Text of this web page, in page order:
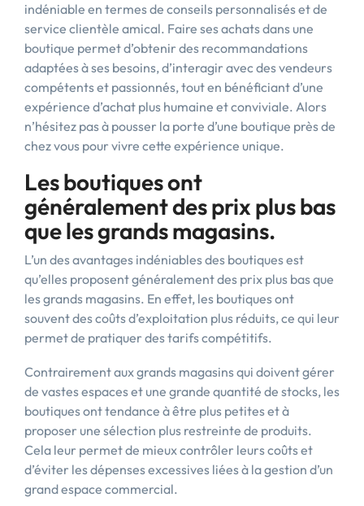
indéniable en termes de conseils personnalisés et de
service clientèle amical. Faire ses achats dans une
boutique permet d’obtenir des recommandations
adaptées à ses besoins, d’interagir avec des vendeurs
compétents et passionnés, tout en bénéficiant d’une
expérience d’achat plus humaine et conviviale. Alors
n’hésitez pas à pousser la porte d’une boutique près de
chez vous pour vivre cette expérience unique.
Les boutiques ont
généralement des prix plus bas
que les grands magasins.
L’un des avantages indéniables des boutiques est
qu’elles proposent généralement des prix plus bas que
les grands magasins. En effet, les boutiques ont
souvent des coûts d’exploitation plus réduits, ce qui leur
permet de pratiquer des tarifs compétitifs.
Contrairement aux grands magasins qui doivent gérer
de vastes espaces et une grande quantité de stocks, les
boutiques ont tendance à être plus petites et à
proposer une sélection plus restreinte de produits.
Cela leur permet de mieux contrôler leurs coûts et
d’éviter les dépenses excessives liées à la gestion d’un
grand espace commercial.